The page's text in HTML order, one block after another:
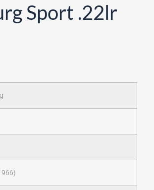
Sport .22lr